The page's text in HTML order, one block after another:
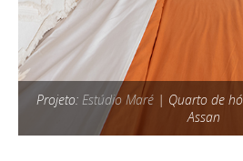
Projeto: Estúdio Maré| Quarto de
Assan